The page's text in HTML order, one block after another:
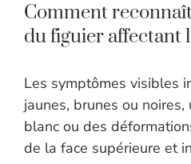
Comment
du figuier affectant
Les symptômes visibles
jaunes, brunes ou
blanc ou des
de la face supérieure et